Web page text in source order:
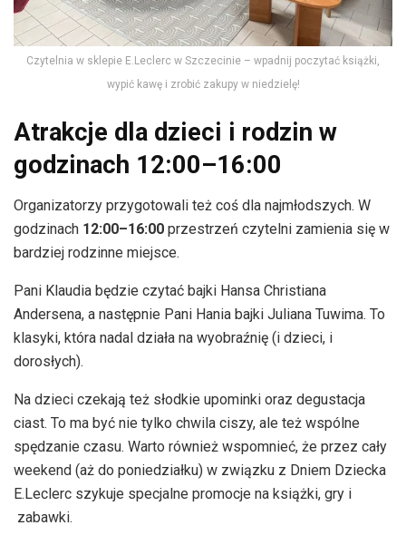
Czytelnia w sklepie E.Leclerc w Szczecinie – wpadnij poczytać książki,
wypić kawę i zrobić zakupy w niedzielę!
Atrakcje dla dzieci i rodzin w
godzinach 12:00–16:00
Organizatorzy przygotowali też coś dla najmłodszych. W
godzinach 12:00–16:00 przestrzeń czytelni zamienia się w
bardziej rodzinne miejsce.
Pani Klaudia będzie czytać bajki Hansa Christiana
Andersena, a następnie Pani Hania bajki Juliana Tuwima. To
klasyki, która nadal działa na wyobraźnię (i dzieci, i
dorosłych).
Na dzieci czekają też słodkie upominki oraz degustacja
ciast. To ma być nie tylko chwila ciszy, ale też wspólne
spędzanie czasu. Warto również wspomnieć, że przez cały
weekend (aż do poniedziałku) w związku z Dniem Dziecka
E.Leclerc szykuje specjalne promocje na książki, gry i
zabawki.